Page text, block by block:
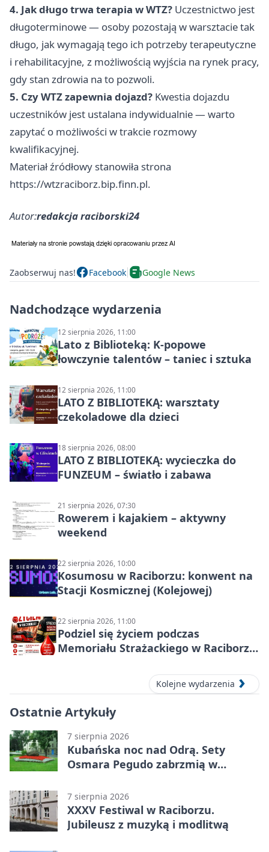
4. Jak długo trwa terapia w WTZ? Uczestnictwo jest
długoterminowe — osoby pozostają w warsztacie tak
długo, jak wymagają tego ich potrzeby terapeutyczne
i rehabilitacyjne, z możliwością wyjścia na rynek pracy,
gdy stan zdrowia na to pozwoli.
5. Czy WTZ zapewnia dojazd? Kwestia dojazdu
uczestników jest ustalana indywidualnie — warto
zapytać o możliwości w trakcie rozmowy
kwalifikacyjnej.
Materiał źródłowy stanowiła strona
https://wtzraciborz.bip.finn.pl.
Autor:redakcja raciborski24
Zaobserwuj nas! Facebook Google News
Nadchodzące wydarzenia
12 sierpnia 2026, 11:00
Lato z Biblioteką: K-popowe
łowczynie talentów – taniec i sztuka
12 sierpnia 2026, 11:00
LATO Z BIBLIOTEKĄ: warsztaty
czekoladowe dla dzieci
18 sierpnia 2026, 08:00
LATO Z BIBLIOTEKĄ: wycieczka do
FUNZEUM – światło i zabawa
21 sierpnia 2026, 07:30
Rowerem i kajakiem – aktywny
weekend
22 sierpnia 2026, 10:00
Kosumosu w Raciborzu: konwent na
Stacji Kosmicznej (Kolejowej)
22 sierpnia 2026, 11:00
Podziel się życiem podczas
Memoriału Strażackiego w Raciborzu
Kolejne wydarzenia
Ostatnie Artykuły
7 sierpnia 2026
Kubańska noc nad Odrą. Sety
Osmara Pegudo zabrzmią w
7 sierpnia 2026
XXXV Festiwal w Raciborzu.
Jubileusz z muzyką i modlitwą